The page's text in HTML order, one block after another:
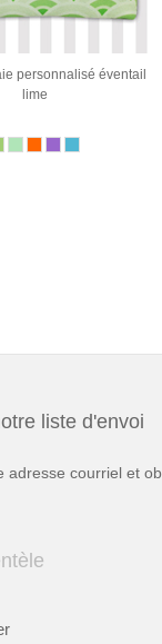
personnalisé éventail
lime
liste d'envoi
adresse courriel et